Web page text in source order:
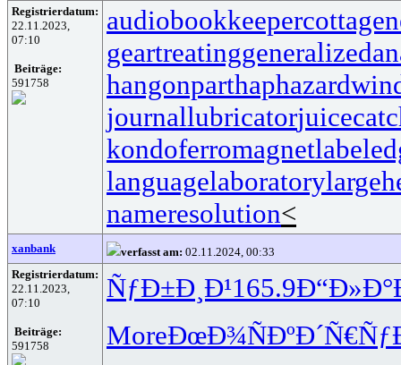
Registrierdatum:
22.11.2023,
07:10
Beiträge:
591758
audiobookkeeper
geartreating
hangonpart
journallubricator
kondoferromagnet
languagelaboratory
nameresolution<
xanbank verfasst am: 02.11.2024, 00:33
Registrierdatum:
22.11.2023,
07:10
Beiträge:
591758
ÑƒÐ±Ð¸Ð¹165.9
MoreÐœÐ¾ÑÐº